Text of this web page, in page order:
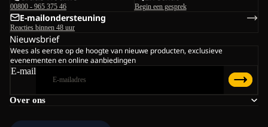
Over ons
00800 - 965 375 46 Begin een gesprek
E-mailondersteuning
Reacties binnen 48 uur
Nieuwsbrief
Wees als eerste op de hoogte van nieuwe producten, exclusieve
evenementen en online aanbiedingen
E-mail